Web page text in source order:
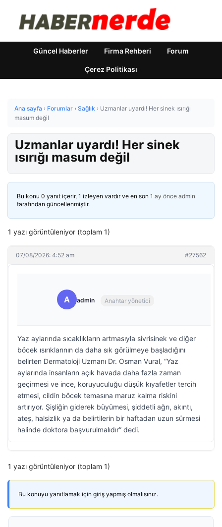
Güncel Haberler Firma Rehberi Forum
Çerez Politikası
Ana sayfa › Forumlar › Sağlık › Uzmanlar uyardı! Her sinek ısırığı
masum değil
Uzmanlar uyardı! Her sinek
ısırığı masum değil
Bu konu 0 yanıt içerir, 1 izleyen vardır ve en son 1 ay önce admin
tarafından güncellenmiştir.
1 yazı görüntüleniyor (toplam 1)
07/08/2026: 4:52 am #27562
A admin Anahtar yönetici
Yaz aylarında sıcaklıkların artmasıyla sivrisinek ve diğer
böcek ısırıklarının da daha sık görülmeye başladığını
belirten Dermatoloji Uzmanı Dr. Osman Vural, “Yaz
aylarında insanların açık havada daha fazla zaman
geçirmesi ve ince, koruyuculuğu düşük kıyafetler tercih
etmesi, cildin böcek temasına maruz kalma riskini
artırıyor. Şişliğin giderek büyümesi, şiddetli ağrı, akıntı,
ateş, halsizlik ya da belirtilerin bir haftadan uzun sürmesi
halinde doktora başvurulmalıdır” dedi.
1 yazı görüntüleniyor (toplam 1)
Bu konuyu yanıtlamak için giriş yapmış olmalısınız.